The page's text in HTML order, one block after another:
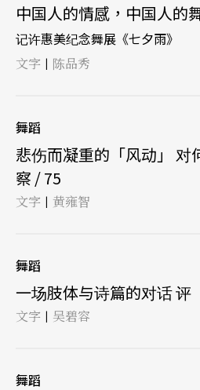
中国人的情感，中国人的
记许惠美纪念舞展《七夕雨》
文字 | 陈品秀
舞蹈
悲伤而凝重的「风动」 对
察 / 75
文字 | 黄雍智
舞蹈
一场肢体与诗篇的对话 评
文字 | 吴碧容
舞蹈